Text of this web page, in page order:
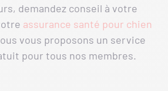
demandez conseil à votre
assurance santé pour chien
vous proposons un service
pour tous nos membres.